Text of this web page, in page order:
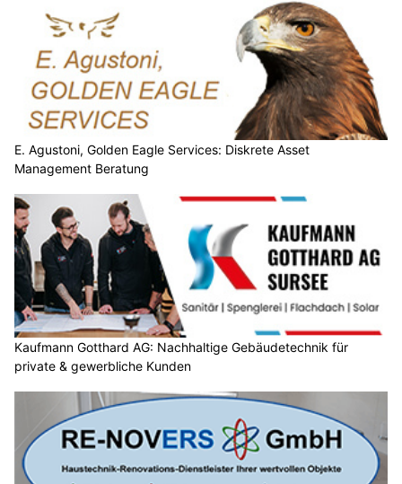
E. Agustoni, Golden Eagle Services: Diskrete Asset
Management Beratung
Kaufmann Gotthard AG: Nachhaltige Gebäudetechnik für
private & gewerbliche Kunden